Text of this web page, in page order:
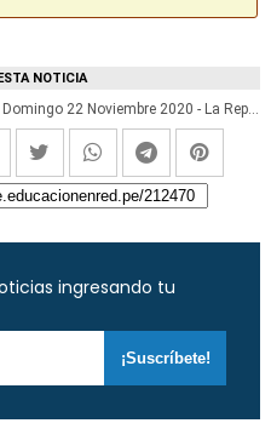
NOTICIA
Carlincaturas Domingo 22 Noviembre 2020 - La República
ingresando tu